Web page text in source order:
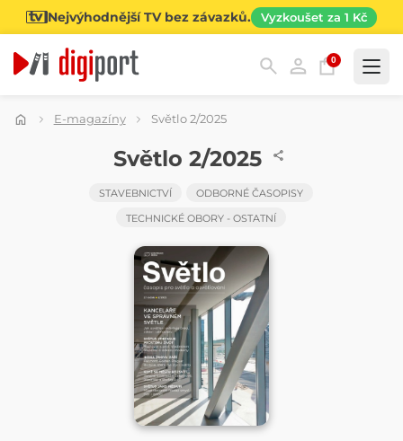
Nejvýhodnější TV bez závazků. Vyzkoušet za 1 Kč
0
Kategorie
E-magazíny Světlo 2/2025
Světlo 2/2025
STAVEBNICTVÍ
ODBORNÉ ČASOPISY
TECHNICKÉ OBORY - OSTATNÍ